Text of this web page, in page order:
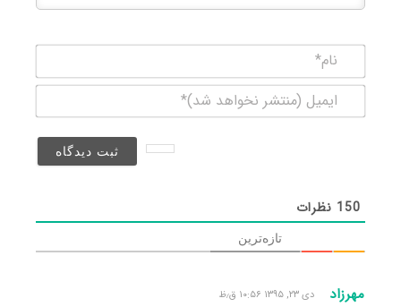
(منتشر
150 نظرات
تازه‌ترین
مهرزاد دی ۲۳, ۱۳۹۵ ۱۰:۵۶ ق٫ظ